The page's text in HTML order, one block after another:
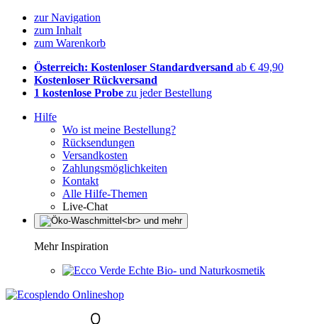
zur Navigation
zum Inhalt
zum Warenkorb
Österreich: Kostenloser Standardversand ab € 49,90
Kostenloser Rückversand
1 kostenlose Probe zu jeder Bestellung
Hilfe
Wo ist meine Bestellung?
Rücksendungen
Versandkosten
Zahlungsmöglichkeiten
Kontakt
Alle Hilfe-Themen
Live-Chat
Mehr Inspiration
Echte Bio- und Naturkosmetik